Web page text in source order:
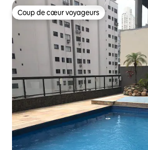
Coup de cœur voyageurs
Coup de cœur voyageurs